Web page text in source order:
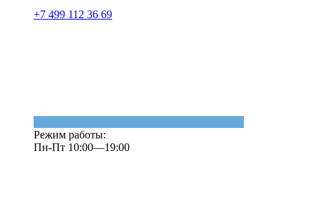
+7 499 112 36 69
Режим работы:
Пн-Пт 10:00—19:00